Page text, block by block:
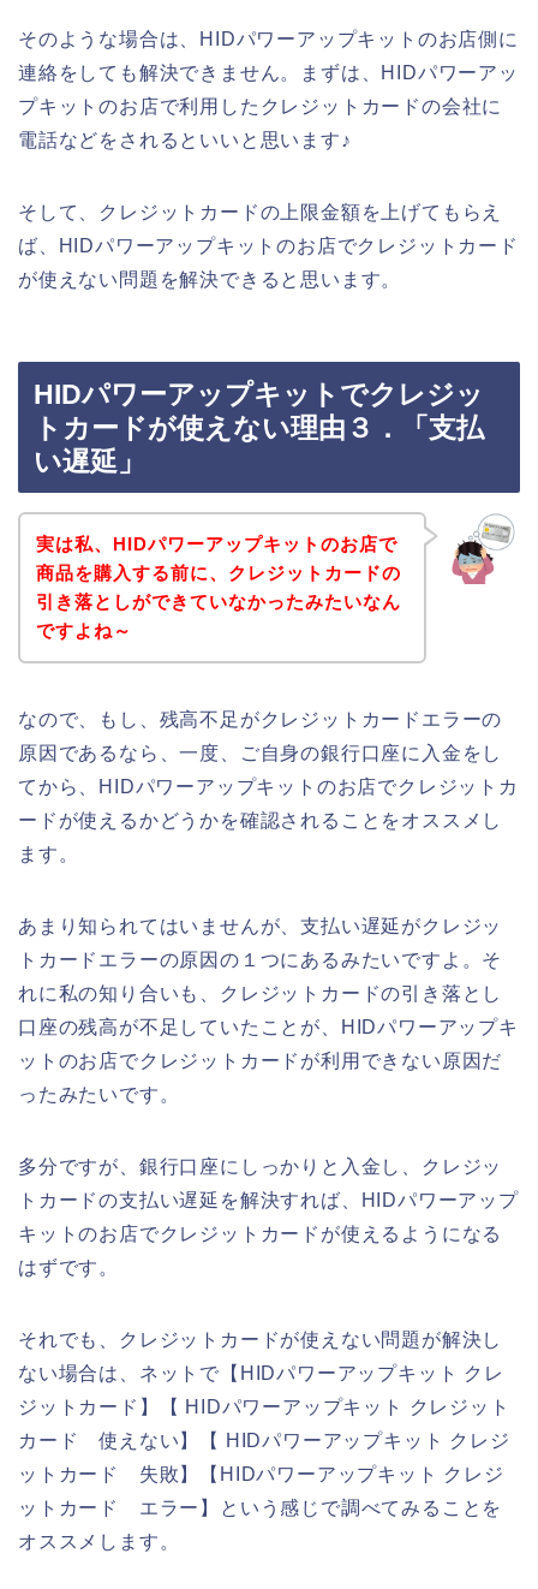
そのような場合は、HIDパワーアップキットのお店側に
連絡をしても解決できません。まずは、HIDパワーアッ
プキットのお店で利用したクレジットカードの会社に
電話などをされるといいと思います♪
そして、クレジットカードの上限金額を上げてもらえ
ば、HIDパワーアップキットのお店でクレジットカード
が使えない問題を解決できると思います。
HIDパワーアップキットでクレジッ
トカードが使えない理由３．「支払
い遅延」
実は私、HIDパワーアップキットのお店で
商品を購入する前に、クレジットカードの
引き落としができていなかったみたいなん
ですよね～
なので、もし、残高不足がクレジットカードエラーの
原因であるなら、一度、ご自身の銀行口座に入金をし
てから、HIDパワーアップキットのお店でクレジットカ
ードが使えるかどうかを確認されることをオススメし
ます。
あまり知られてはいませんが、支払い遅延がクレジッ
トカードエラーの原因の１つにあるみたいですよ。そ
れに私の知り合いも、クレジットカードの引き落とし
口座の残高が不足していたことが、HIDパワーアップキ
ットのお店でクレジットカードが利用できない原因だ
ったみたいです。
多分ですが、銀行口座にしっかりと入金し、クレジッ
トカードの支払い遅延を解決すれば、HIDパワーアップ
キットのお店でクレジットカードが使えるようになる
はずです。
それでも、クレジットカードが使えない問題が解決し
ない場合は、ネットで【HIDパワーアップキット クレ
ジットカード】【 HIDパワーアップキット クレジット
カード 使えない】【 HIDパワーアップキット クレジ
ットカード 失敗】【HIDパワーアップキット クレジ
ットカード エラー】という感じで調べてみることを
オススメします。